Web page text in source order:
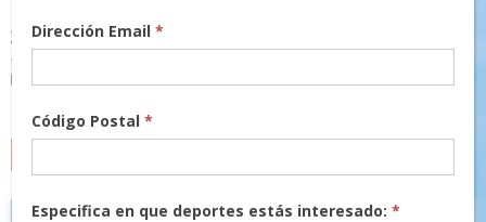
Dirección Email*
Código Postal*
Especifica en que deportes estás interesado:*